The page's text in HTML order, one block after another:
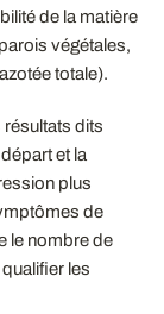
de la matière
végétales,
totale).
résultats dits
et la
plus
de
le nombre de
les